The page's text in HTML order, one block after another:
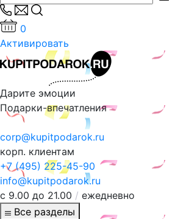
0
Активировать
Дарите эмоции
Подарки-впечатления
corp@kupitpodarok.ru
корп. клиентам
+7 (495) 225-45-90
info@kupitpodarok.ru
с 9.00 до 21.00 / ежедневно
Все разделы